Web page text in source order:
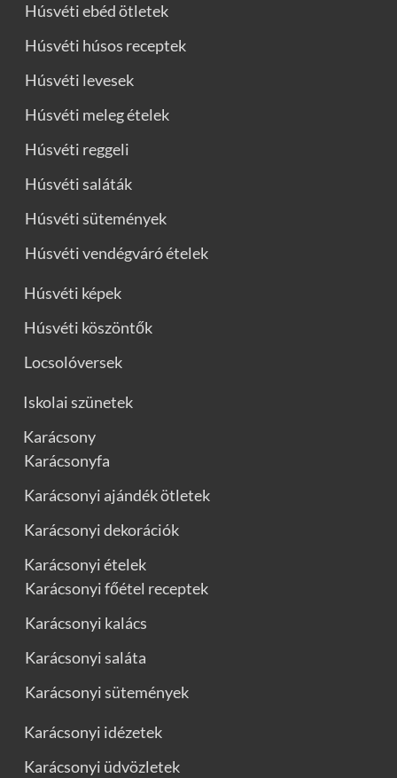
Húsvéti ebéd ötletek
Húsvéti húsos receptek
Húsvéti levesek
Húsvéti meleg ételek
Húsvéti reggeli
Húsvéti saláták
Húsvéti sütemények
Húsvéti vendégváró ételek
Húsvéti képek
Húsvéti köszöntők
Locsolóversek
Iskolai szünetek
Karácsony
Karácsonyfa
Karácsonyi ajándék ötletek
Karácsonyi dekorációk
Karácsonyi ételek
Karácsonyi főétel receptek
Karácsonyi kalács
Karácsonyi saláta
Karácsonyi sütemények
Karácsonyi idézetek
Karácsonyi üdvözletek